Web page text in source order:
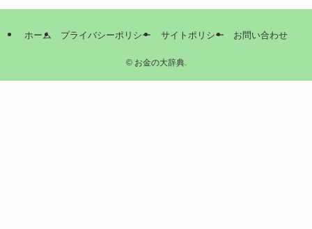
ホーム プライバシーポリシー サイトポリシー お問い合わせ
©お金の大辞典.